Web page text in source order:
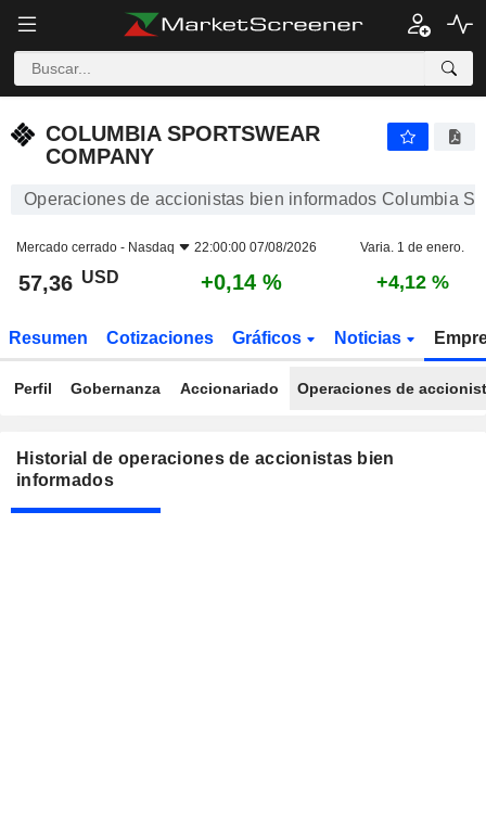
COLUMBIA SPORTSWEAR COMPANY
COLUMBIA SPORTSWEAR
COMPANY
Operaciones de accionistas bien informados Columbia
Mercado cerrado - Nasdaq 22:00:00 07/08/2026 Varia. 1 de enero.
57,36 USD +0,14 % +4,12 %
Resumen Cotizaciones Gráficos Noticias
Perfil Gobernanza Accionariado Operaciones de
Historial de operaciones de accionistas bien
informados